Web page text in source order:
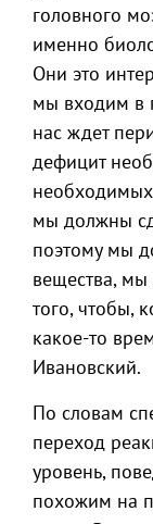
головного
именно
Они это
мы входим в
нас ждет
дефицит
мы должны
поэтому мы
вещества, мы
того, чтобы,
какое-то
Ивановский.
По словам
переход
уровень,
похожим на